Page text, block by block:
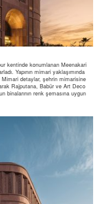
kentinde konumlanan Meenakari
Yapının mimari yaklaşımında
detaylar, şehrin mimarisine
Rajputana, Babür ve Art Deco
binalarının renk şemasına uygun